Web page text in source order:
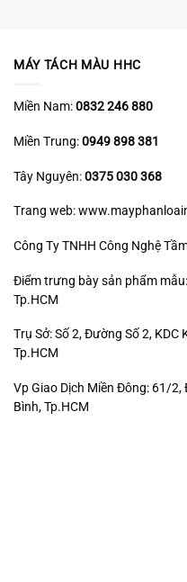
MÁY TÁCH MÀU HHC
Miền Nam:0832 246 880
Miền Trung:0949 898 381
Tây Nguyên:0375 030 368
Trang web:
Công Ty TNHH Công Nghệ
Điểm trưng bày sản phẩm
Tp.HCM
Trụ Sở: Số 2, Đường Số 2, KDC
Tp.HCM
Vp Giao Dịch Miền Đông: 61/2,
Bình, Tp.HCM